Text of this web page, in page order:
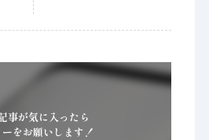
事が気に入ったら
ーをお願いします！